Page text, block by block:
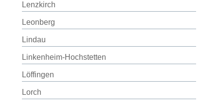
Lenzkirch
Leonberg
Lindau
Linkenheim-Hochstetten
Löffingen
Lorch